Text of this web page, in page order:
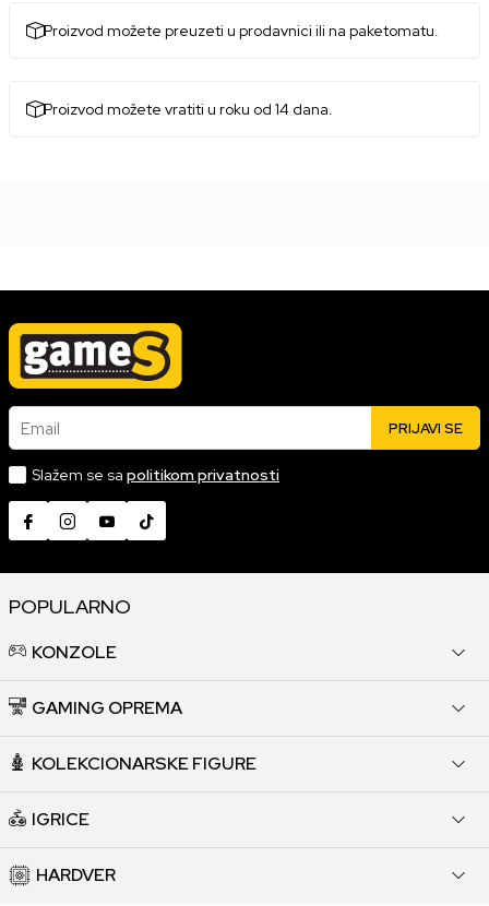
Proizvod možete preuzeti u prodavnici ili na paketomatu.
Proizvod možete vratiti u roku od 14 dana.
Email PRIJAVI SE
Slažem se sa politikom privatnosti
POPULARNO
KONZOLE
GAMING OPREMA
KOLEKCIONARSKE FIGURE
IGRICE
HARDVER